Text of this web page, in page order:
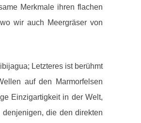
Merkmale ihren flachen
wir auch Meergräser von
Letzteres ist berühmt
auf den Marmorfelsen
Einzigartigkeit in der Welt,
die den direkten